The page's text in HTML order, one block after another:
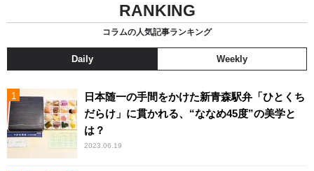
RANKING
コラムの人気記事ランキング
Daily Weekly
日本随一の手間をかけた新青森駅弁「ひとくち
だらけ」に貫かれる、“ななめ45度”の美学と
は？
2023.06.19